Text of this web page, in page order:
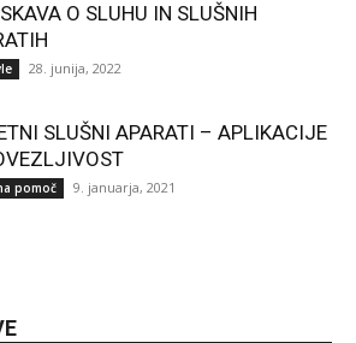
O SLUHU IN SLUŠNIH
28. junija, 2022
SLUŠNI APARATI – APLIKACIJE
pomoč 9. januarja, 2021